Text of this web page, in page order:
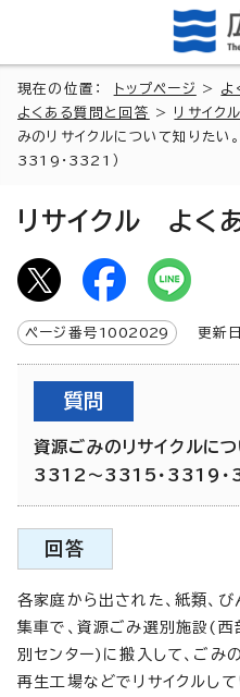
現在の位置： トップページ > よ
よくある質問と回答
> リサイク
みのリサイクルについて知りた
3319・3321）
リサイクル よく
ページ番号 1002029 更新
質問
資源ごみのリサイクルに
3312～3315・3319・
回答
各家庭から出された、紙類、び
集車で、資源ごみ選別施設(西
別センター)に搬入して、ごみ
再生工場などでリサイクルして